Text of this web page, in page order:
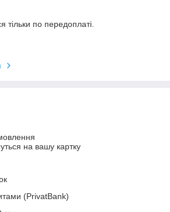
тільки по передоплаті.
на вашу картку
(PrivatBank)